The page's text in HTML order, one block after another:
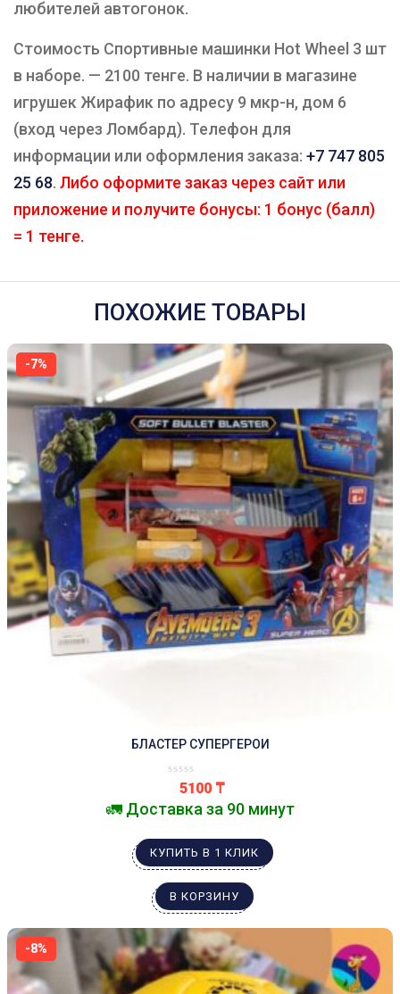
любителей автогонок.
Стоимость Спортивные машинки Hot Wheel 3 шт
в наборе. — 2100 тенге. В наличии в магазине
игрушек Жирафик по адресу 9 мкр-н, дом 6
(вход через Ломбард). Телефон для
информации или оформления заказа: +7 747 805
25 68. Либо оформите заказ через сайт или
приложение и получите бонусы: 1 бонус (балл)
= 1 тенге.
ПОХОЖИЕ ТОВАРЫ
-7%
БЛАСТЕР СУПЕРГЕРОИ
5100 ₸
🚛 Доставка за 90 минут
КУПИТЬ В 1 КЛИК
В КОРЗИНУ
-8%